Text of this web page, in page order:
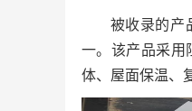
被收录的产
一。该产品采用
体、屋面保温、